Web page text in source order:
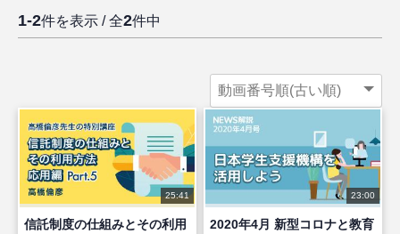
1-2件を表示 / 全2件中
25:41
信託制度の仕組みとその利用
23:00
2020年4月 新型コロナと教育